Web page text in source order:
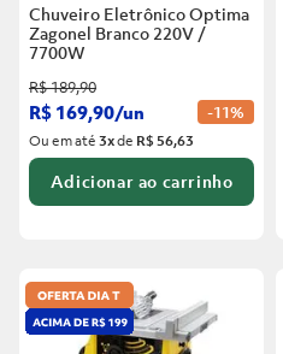
Chuveiro Eletrônico Optima
Zagonel Branco 220V /
7700W
R$189,90
R$ 169,90/un -11%
Ou em até3xde R$ 56,63
Adicionar ao carrinho